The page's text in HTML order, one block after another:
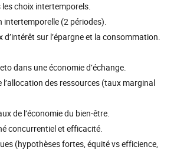
les choix intertemporels.
intertemporelle (2 périodes).
sur l’épargne et la consommation.
dans une économie d’échange.
l’allocation des ressources (taux marginal
de l’économie du bien-être.
concurrentiel et efficacité.
(hypothèses fortes, équité vs efficience,